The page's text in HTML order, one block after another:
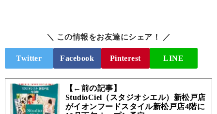
＼ この情報をお友達にシェア！ ／
Twitter Facebook Pinterest LINE
【←前の記事】
StudioCiel（スタジオシエル）新松戸店
がイオンフードスタイル新松戸店4階に